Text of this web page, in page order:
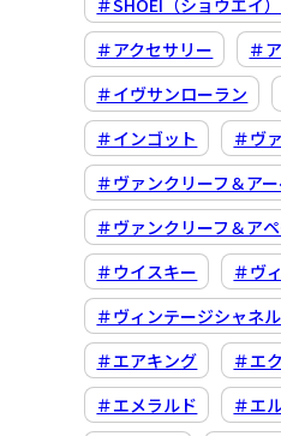
＃SHOEI（ショウエイ）
＃アクセサリー
＃
＃イヴサンローラン
＃インゴット
＃ヴ
＃ヴァンクリーフ＆ア
＃ヴァンクリーフ＆ア
＃ウイスキー
＃ヴ
＃ヴィンテージシャネル
＃エアキング
＃エ
＃エメラルド
＃エ